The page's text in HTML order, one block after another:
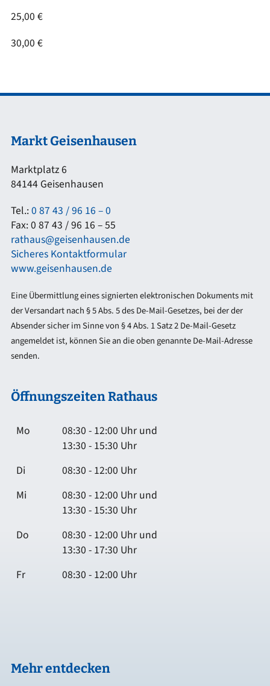
25,00 €
30,00 €
Markt Geisenhausen
Marktplatz 6
84144 Geisenhausen
Tel.:0 87 43 / 96 16 – 0
Fax: 0 87 43 / 96 16 – 55
rathaus@geisenhausen.de
Sicheres Kontaktformular
www.geisenhausen.de
Eine Übermittlung eines signierten elektronischen Dokuments mit
der Versandart nach § 5 Abs. 5 des De-Mail-Gesetzes, bei der der
Absender sicher im Sinne von § 4 Abs. 1 Satz 2 De-Mail-Gesetz
angemeldet ist, können Sie an die oben genannte De-Mail-Adresse
senden.
Öffnungszeiten Rathaus
Mo
08:30 - 12:00 Uhr und
13:30 - 15:30 Uhr
Di
08:30 - 12:00 Uhr
Mi
08:30 - 12:00 Uhr und
13:30 - 15:30 Uhr
Do
08:30 - 12:00 Uhr und
13:30 - 17:30 Uhr
Fr
08:30 - 12:00 Uhr
Mehr entdecken